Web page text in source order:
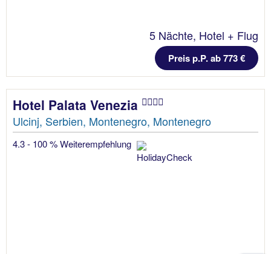
5 Nächte, Hotel + Flug
Preis p.P. ab 773 €
Hotel Palata Venezia
Ulcinj, Serbien, Montenegro, Montenegro
4.3 - 100 % Weiterempfehlung